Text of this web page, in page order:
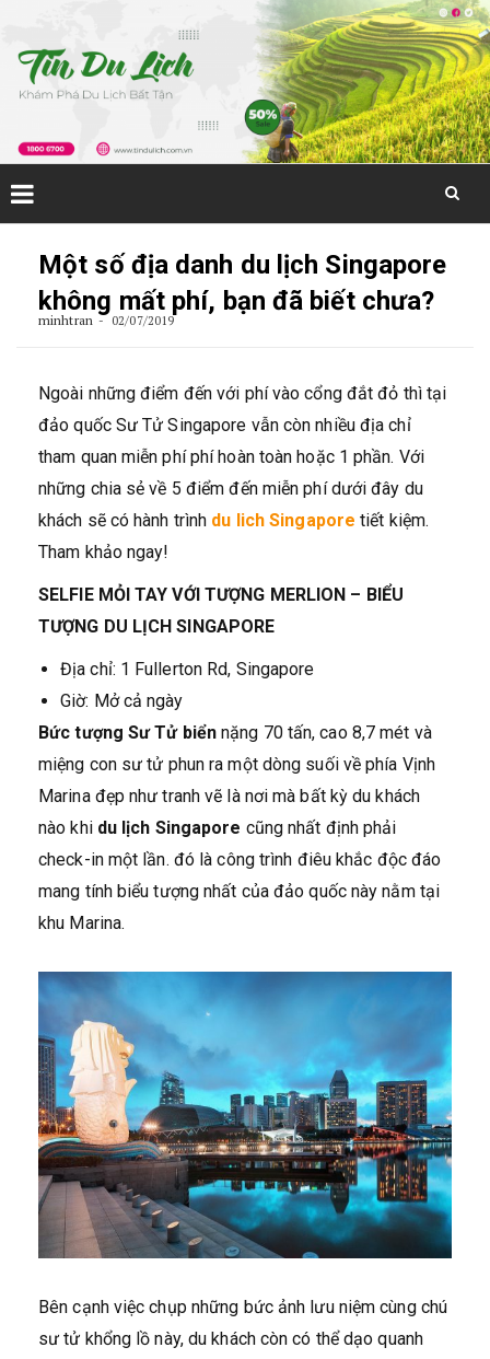
Một số địa danh du lịch Singapore
không mất phí, bạn đã biết chưa?
minhtran 02/07/2019
Ngoài những điểm đến với phí vào cổng đắt đỏ thì tại
đảo quốc Sư Tử Singapore vẫn còn nhiều địa chỉ
tham quan miễn phí phí hoàn toàn hoặc 1 phần. Với
những chia sẻ về 5 điểm đến miễn phí dưới đây du
khách sẽ có hành trình du lich Singapore tiết kiệm.
Tham khảo ngay!
SELFIE MỎI TAY VỚI TƯỢNG MERLION – BIỂU
TƯỢNG DU LỊCH SINGAPORE
Địa chỉ: 1 Fullerton Rd, Singapore
Giờ: Mở cả ngày
Bức tượng Sư Tử biển nặng 70 tấn, cao 8,7 mét và
miệng con sư tử phun ra một dòng suối về phía Vịnh
Marina đẹp như tranh vẽ là nơi mà bất kỳ du khách
nào khidu lịch Singapore cũng nhất định phải
check-in một lần. đó là công trình điêu khắc độc đáo
mang tính biểu tượng nhất của đảo quốc này nằm tại
khu Marina.
Bên cạnh việc chụp những bức ảnh lưu niệm cùng chú
sư tử khổng lồ này, du khách còn có thể dạo quanh